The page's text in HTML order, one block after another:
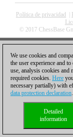
Política de privacidad
© 2017 ChessBase
We use cookies and
the user experience and
use, analysis cookies and
required cookies. Here
necessary partially) with
data protection declaration.
Detailed
information